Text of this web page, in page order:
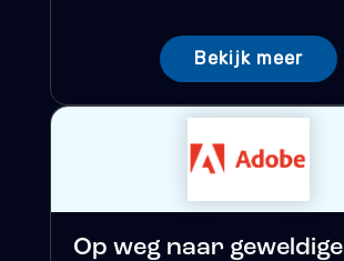
Bekijk meer
Op weg naar geweldige